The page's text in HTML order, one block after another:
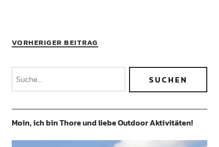
VORHERIGER BEITRAG
Moin, ich bin Thore und liebe Outdoor Aktivitäten!